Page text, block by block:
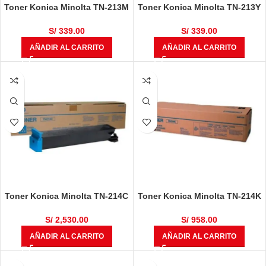
Toner Konica Minolta TN-213M
C253
S/339.00
AÑADIR AL CARRITO
Toner Konica Minolta TN-213Y
C253
S/ 339.00
AÑADIR AL CARRITO
Toner Konica Minolta TN-214C
C210, C203, C253
S/2,530.00
AÑADIR AL CARRITO
Toner Konica Minolta TN-214K
C210, C203, C253
S/ 958.00
AÑADIR AL CARRITO